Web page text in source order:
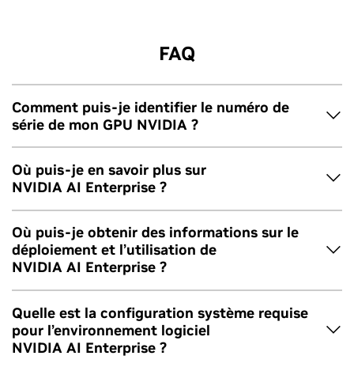
FAQ
Comment puis-je identifier le numéro de
série de mon GPU NVIDIA ?
Identifiez le numéro de série de votre GPU NVIDIA en
suivantces instructions .
Où puis-je en savoir plus sur
NVIDIA AI Enterprise ?
Lapage produit de NVIDIA AI Enterprise inclut une
présentation de notre solution logicielle et de nombreuses
autres ressources pour vous aider à démarrer dans de
Où puis-je obtenir des informations sur le
déploiement et l’utilisation de
NVIDIA AI Enterprise ?
Consultez cette
bibliothèque complète de guides de
planification et de déploiement, notamment les bonnes
pratiques pour le déploiement, les architectures de
Quelle est la configuration système requise
pour l’environnement logiciel
NVIDIA AI Enterprise ?